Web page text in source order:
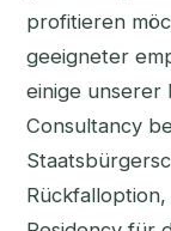
profitieren
geeigneter
einige unserer
Consultancy